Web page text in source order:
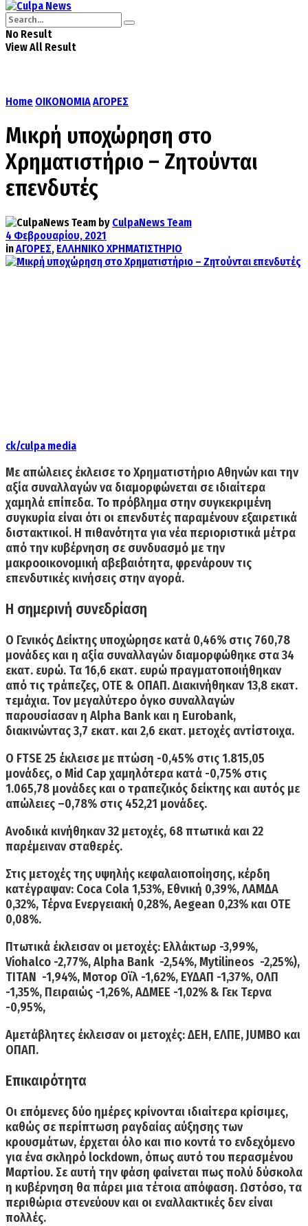
No Result
View All Result
Home ΟΙΚΟΝΟΜΙΑΑΓΟΡΕΣ
Μικρή υποχώρηση στο
Χρηματιστήριο – Ζητούνται
επενδυτές
by CulpaNews Team
4 Φεβρουαρίου, 2021
inΑΓΟΡΕΣ, ΕΛΛΗΝΙΚΟ ΧΡΗΜΑΤΙΣΤΗΡΙΟ
ck/culpa media
Με απώλειες έκλεισε το Χρηματιστήριο Αθηνών και την
αξία συναλλαγών να διαμορφώνεται σε ιδιαίτερα
χαμηλά επίπεδα. Το πρόβλημα στην συγκεκριμένη
συγκυρία είναι ότι οι επενδυτές παραμένουν εξαιρετικά
διστακτικοί. Η πιθανότητα για νέα περιοριστικά μέτρα
από την κυβέρνηση σε συνδυασμό με την
μακροοικονομική αβεβαιότητα, φρενάρουν τις
επενδυτικές κινήσεις στην αγορά.
Η σημερινή συνεδρίαση
Ο Γενικός Δείκτης υποχώρησε κατά 0,46% στις 760,78
μονάδες και η αξία συναλλαγών διαμορφώθηκε στα 34
εκατ. ευρώ. Τα 16,6 εκατ. ευρώ πραγματοποιήθηκαν
από τις τράπεζες, ΟΤΕ & ΟΠΑΠ. Διακινήθηκαν 13,8 εκατ.
τεμάχια. Τον μεγαλύτερο όγκο συναλλαγών
παρουσίασαν η Alpha Bank και η Eurobank,
διακινώντας 3,7 εκατ. και 2,6 εκατ. μετοχές αντίστοιχα.
Ο FTSE 25 έκλεισε με πτώση -0,45% στις 1.815,05
μονάδες, ο Mid Cap χαμηλότερα κατά -0,75% στις
1.065,78 μονάδες και ο τραπεζικός δείκτης και αυτός με
απώλειες –0,78% στις 452,21 μονάδες.
Ανοδικά κινήθηκαν 32 μετοχές, 68 πτωτικά και 22
παρέμειναν σταθερές.
Στις μετοχές της υψηλής κεφαλαιοποίησης, κέρδη
κατέγραψαν: Coca Cola 1,53%, Εθνική 0,39%, ΛΑΜΔΑ
0,32%, Τέρνα Ενεργειακή 0,28%, Aegean 0,23% και OTE
0,08%.
Πτωτικά έκλεισαν οι μετοχές: Ελλάκτωρ -3,99%,
Viohalco -2,77%, Alpha Bank -2,54%, Μytilineos -2,25%),
ΤΙΤΑΝ -1,94%, Μοτορ Οϊλ -1,62%, ΕΥΔΑΠ -1,37%, ΟΛΠ
-1,35%, Πειραιώς -1,26%, ΑΔΜΕΕ -1,02% & Γεκ Τερνα
-0,95%,
Αμετάβλητες έκλεισαν οι μετοχές: ΔΕΗ, ΕΛΠΕ, JUMBO και
ΟΠΑΠ.
Επικαιρότητα
Οι επόμενες δύο ημέρες κρίνονται ιδιαίτερα κρίσιμες,
καθώς σε περίπτωση ραγδαίας αύξησης των
κρουσμάτων, έρχεται όλο και πιο κοντά το ενδεχόμενο
για ένα σκληρό lockdown, όπως αυτό του περασμένου
Μαρτίου. Σε αυτή την φάση φαίνεται πως πολύ δύσκολα
η κυβέρνηση θα πάρει μια τέτοια απόφαση. Ωστόσο, τα
περιθώρια στενεύουν και οι εναλλακτικές δεν είναι
πολλές.